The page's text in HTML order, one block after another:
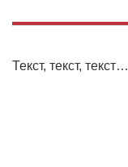
Текст, текст, текст…